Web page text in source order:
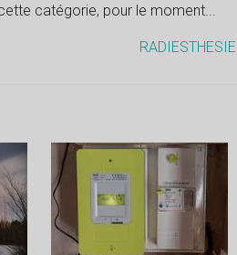
catégorie, pour le moment...
RADIESTHESIE